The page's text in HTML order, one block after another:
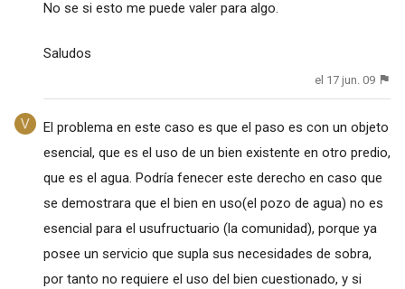
No se si esto me puede valer para algo.
Saludos
el 17 jun. 09
El problema en este caso es que el paso es con un objeto
esencial, que es el uso de un bien existente en otro predio,
que es el agua. Podría fenecer este derecho en caso que
se demostrara que el bien en uso(el pozo de agua) no es
esencial para el usufructuario (la comunidad), porque ya
posee un servicio que supla sus necesidades de sobra,
por tanto no requiere el uso del bien cuestionado, y si